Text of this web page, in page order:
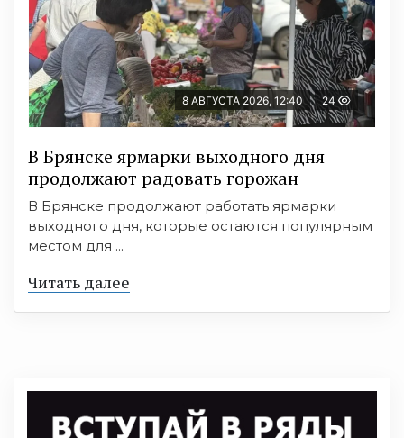
8 АВГУСТА 2026, 12:40 24
В Брянске ярмарки выходного дня
продолжают радовать горожан
В Брянске продолжают работать ярмарки
выходного дня, которые остаются популярным
местом для ...
Читать далее